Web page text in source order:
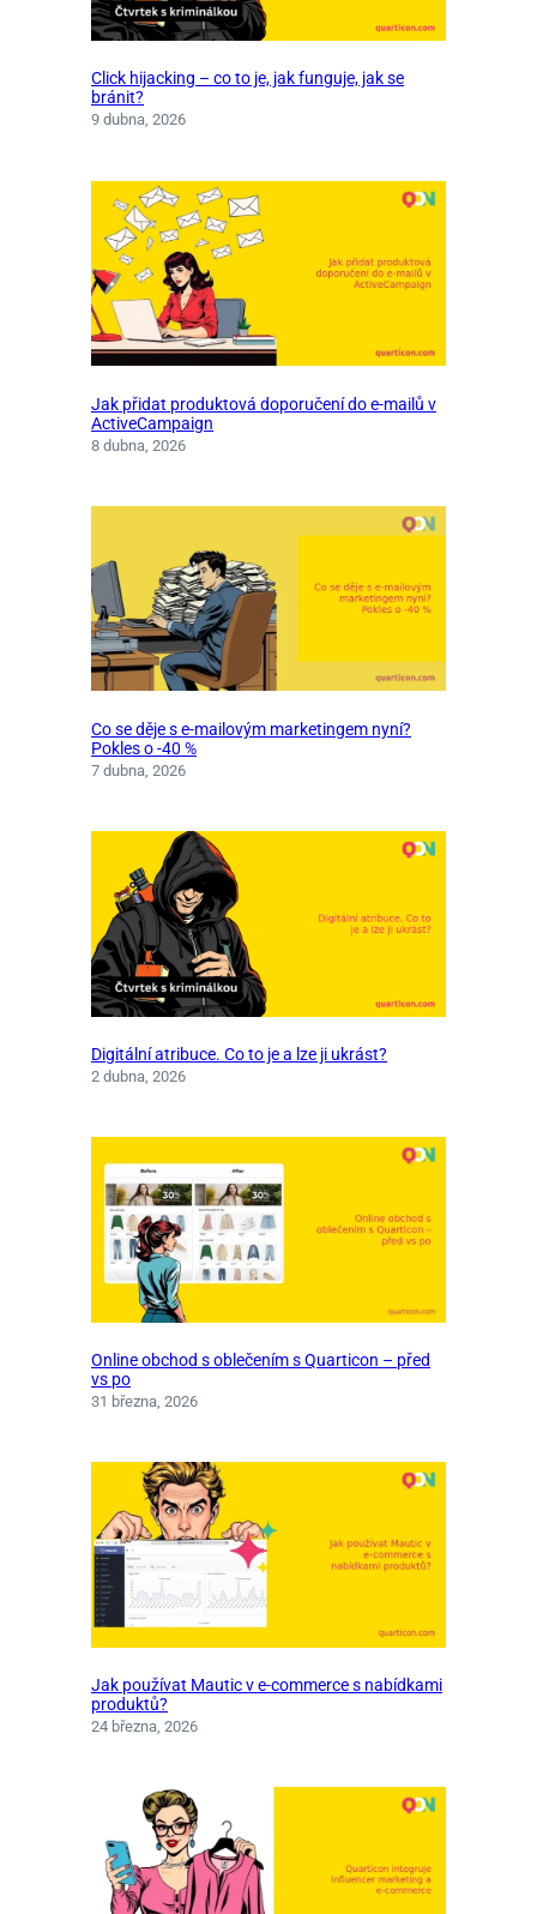
Click hijacking – co to je, jak funguje, jak se
bránit?
9 dubna, 2026
Jak přidat produktová doporučení do e-mailů v
ActiveCampaign
8 dubna, 2026
Co se děje s e-mailovým marketingem nyní?
Pokles o -40 %
7 dubna, 2026
Digitální atribuce. Co to je a lze ji ukrást?
2 dubna, 2026
Online obchod s oblečením s Quarticon – před
vs po
31 března, 2026
Jak používat Mautic v e-commerce s nabídkami
produktů?
24 března, 2026